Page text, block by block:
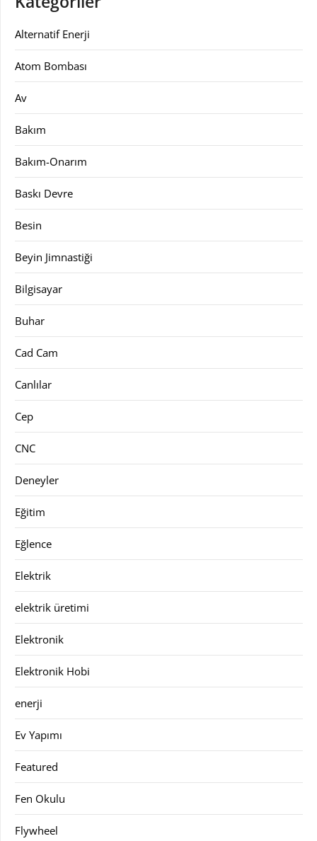
Alternatif Enerji
Atom Bombası
Av
Bakım
Bakım-Onarım
Baskı Devre
Besin
Beyin Jimnastiği
Bilgisayar
Buhar
Cad Cam
Canlılar
Cep
CNC
Deneyler
Eğitim
Eğlence
Elektrik
elektrik üretimi
Elektronik
Elektronik Hobi
enerji
Ev Yapımı
Featured
Fen Okulu
Flywheel